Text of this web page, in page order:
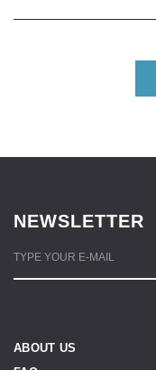
NEWSLETTER
TYPE YOUR E-MAIL
ABOUT US